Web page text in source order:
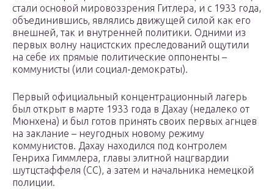
стали основой мировоззрения Гитлера, и с 1933 года,
объединившись, являлись движущей силой как его
внешней, так и внутренней политики. Одними из
первых волну нацистских преследований ощутили
на себе их прямые политические оппоненты –
коммунисты (или социал-демократы).
Первый официальный концентрационный лагерь
был открыт в марте 1933 года в Дахау (недалеко от
Мюнхена) и был готов принять своих первых агнцев
на заклание – неугодных новому режиму
коммунистов. Дахау находился под контролем
Генриха Гиммлера, главы элитной нацгвардии
шутцстаффеля (СС), а затем и начальника немецкой
полиции.